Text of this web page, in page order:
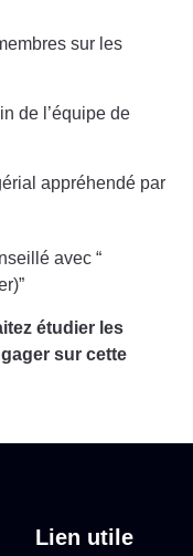
sur les
de l’équipe de
appréhendé par
avec “
étudier les
sur cette
Lien utile